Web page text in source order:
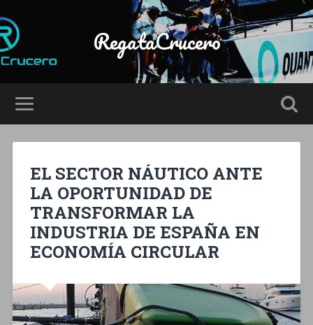
RegataCrucero
EL SECTOR NÁUTICO ANTE
LA OPORTUNIDAD DE
TRANSFORMAR LA
INDUSTRIA DE ESPAÑA EN
ECONOMÍA CIRCULAR